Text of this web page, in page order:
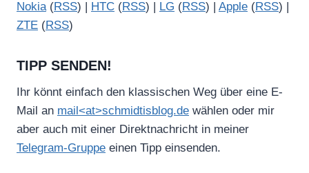
Nokia(RSS) | HTC (RSS) | LG (RSS) | Apple (RSS) |
ZTE (RSS)
TIPP SENDEN!
Ihr könnt einfach den klassischen Weg über eine E-
Mail an mail<at>schmidtisblog.de wählen oder mir
aber auch mit einer Direktnachricht in meiner
Telegram-Gruppe einen Tipp einsenden.